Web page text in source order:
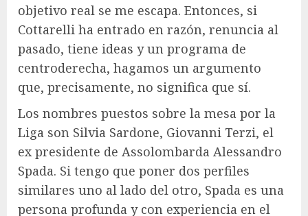
objetivo real se me escapa. Entonces, si
Cottarelli ha entrado en razón, renuncia al
pasado, tiene ideas y un programa de
centroderecha, hagamos un argumento
que, precisamente, no significa que sí.
Los nombres puestos sobre la mesa por la
Liga son Silvia Sardone, Giovanni Terzi, el
ex presidente de Assolombarda Alessandro
Spada. Si tengo que poner dos perfiles
similares uno al lado del otro, Spada es una
persona profunda y con experiencia en el